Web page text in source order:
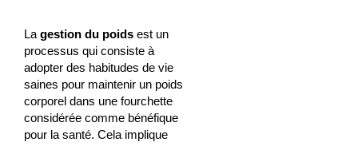
La gestion du poidsest un
processus qui consiste à
adopter des habitudes de vie
saines pour maintenir un poids
corporel dans une fourchette
considérée comme bénéfique
pour la santé. Cela implique